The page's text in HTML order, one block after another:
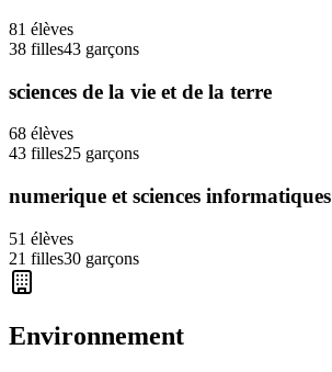
81 élèves
38 filles43 garçons
sciences de la vie et de la terre
68 élèves
43 filles25 garçons
numerique et sciences informatiques
51 élèves
21 filles30 garçons
Environnement